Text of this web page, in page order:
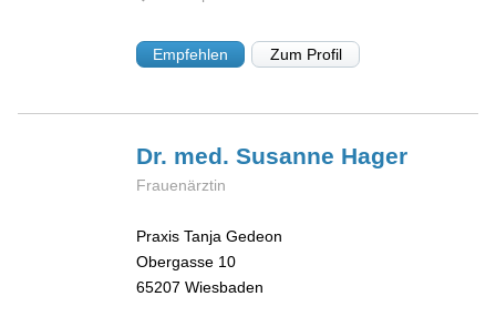
Empfehlen Zum Profil
Dr. med. Susanne Hager
Frauenärztin
Praxis Tanja Gedeon
Obergasse 10
65207 Wiesbaden